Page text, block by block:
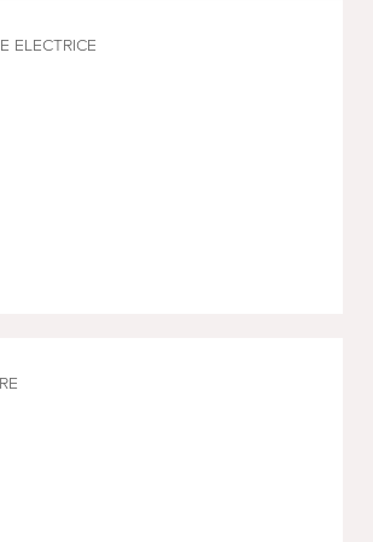
ELECTRICE